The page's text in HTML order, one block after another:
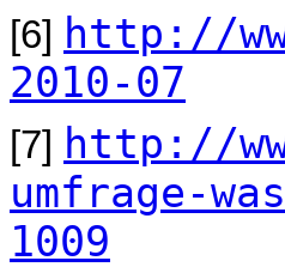
[6] http://
2010-07
[7] http://
umfrage-
1009